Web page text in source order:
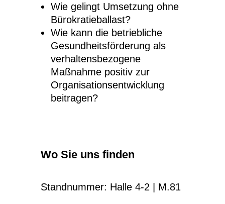
Wie gelingt Umsetzung ohne
Bürokratieballast?
Wie kann die betriebliche
Gesundheitsförderung als
verhaltensbezogene
Maßnahme positiv zur
Organisationsentwicklung
beitragen?
Wo Sie uns finden
Standnummer: Halle 4-2 | M.81